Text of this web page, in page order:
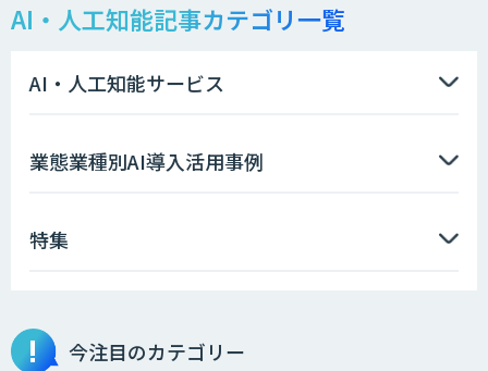
AIコンシェルジュ®
ソフトクリエイトのAI開発サービス
AI・人工知能記事カテゴリ一覧
AI・人工知能サービス
業態業種別AI導入活用事例
特集
今注目のカテゴリー